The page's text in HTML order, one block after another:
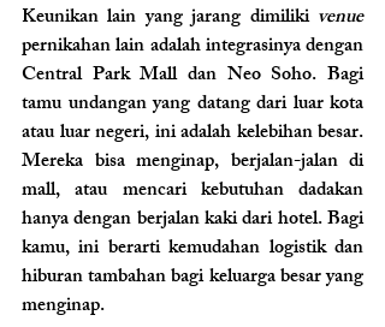
Keunikan lain yang jarang dimiliki venue
pernikahan lain adalah integrasinya dengan
Central Park Mall dan Neo Soho. Bagi
tamu undangan yang datang dari luar kota
atau luar negeri, ini adalah kelebihan besar.
Mereka bisa menginap, berjalan-jalan di
mall, atau mencari kebutuhan dadakan
hanya dengan berjalan kaki dari hotel. Bagi
kamu, ini berarti kemudahan logistik dan
hiburan tambahan bagi keluarga besar yang
menginap.